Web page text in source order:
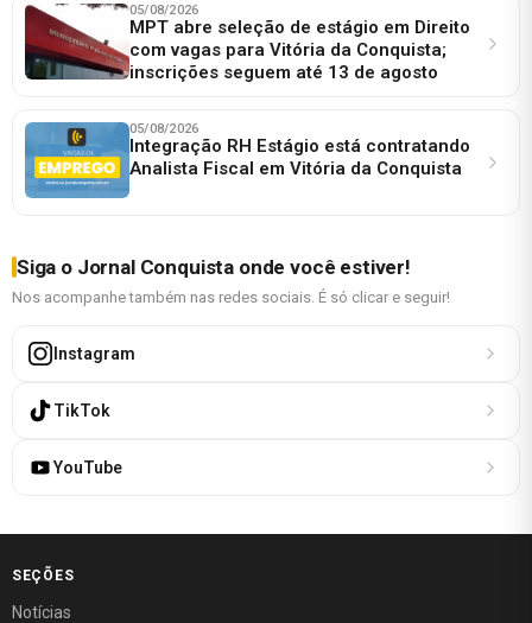
05/08/2026
MPT abre seleção de estágio em Direito
com vagas para Vitória da Conquista;
inscrições seguem até 13 de agosto
05/08/2026
Integração RH Estágio está contratando
Analista Fiscal em Vitória da Conquista
Siga o Jornal Conquista onde você estiver!
Nos acompanhe também nas redes sociais. É só clicar e seguir!
Instagram
TikTok
YouTube
SEÇÕES
Notícias